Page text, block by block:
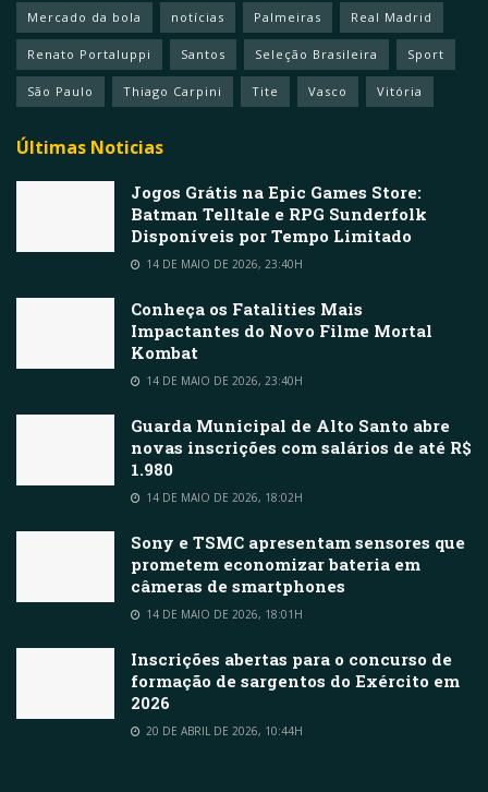
Mercado da bola notícias Palmeiras Real Madrid
Renato Portaluppi Santos Seleção Brasileira Sport
São Paulo Thiago Carpini Tite Vasco Vitória
Últimas Noticias
Jogos Grátis na Epic Games Store:
Batman Telltale e RPG Sunderfolk
Disponíveis por Tempo Limitado
14 DE MAIO DE 2026, 23:40H
Conheça os Fatalities Mais
Impactantes do Novo Filme Mortal
Kombat
14 DE MAIO DE 2026, 23:40H
Guarda Municipal de Alto Santo abre
novas inscrições com salários de até R$
1.980
14 DE MAIO DE 2026, 18:02H
Sony e TSMC apresentam sensores que
prometem economizar bateria em
câmeras de smartphones
14 DE MAIO DE 2026, 18:01H
Inscrições abertas para o concurso de
formação de sargentos do Exército em
2026
20 DE ABRIL DE 2026, 10:44H